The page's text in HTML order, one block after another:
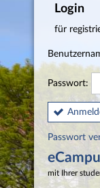
Login
für
Passwort:
Passwort
mit Ihrer